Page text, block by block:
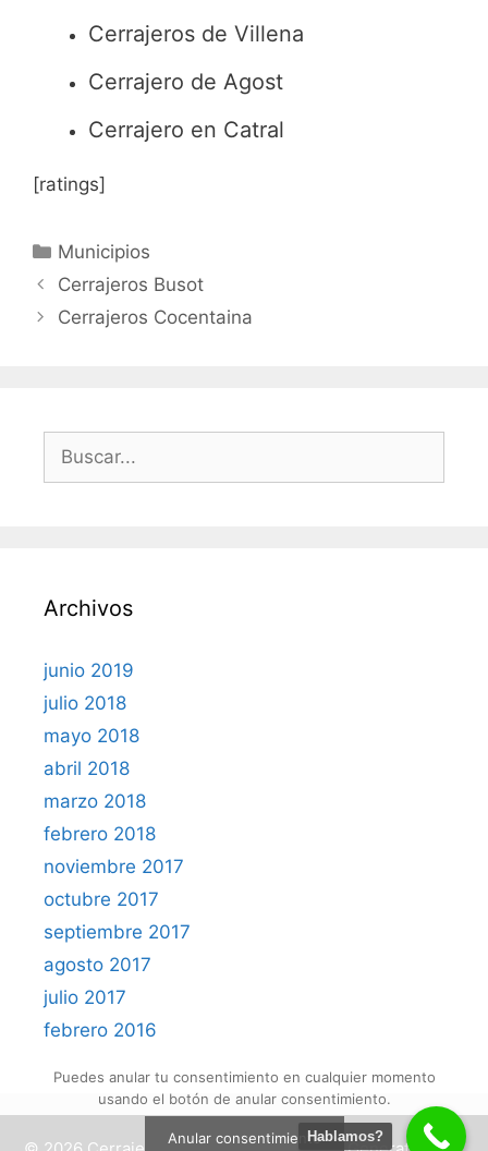
Cerrajeros de Villena
Cerrajero de Agost
Cerrajero en Catral
[ratings]
Categorías
Municipios
Cerrajeros Busot
Cerrajeros Cocentaina
Archivos
junio 2019
julio 2018
mayo 2018
abril 2018
marzo 2018
febrero 2018
noviembre 2017
octubre 2017
septiembre 2017
agosto 2017
julio 2017
febrero 2016
Hablamos?
Puedes anular tu consentimiento en cualquier momento
usando el botón de anular consentimiento.
Anular consentimiento